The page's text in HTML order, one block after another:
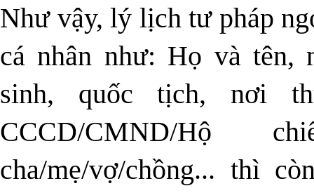
Như vậy, lý lịch tư pháp
cá nhân như: Họ và tên,
sinh, quốc tịch, nơi
CCCD/CMND/
cha/mẹ/vợ/chồng... thì